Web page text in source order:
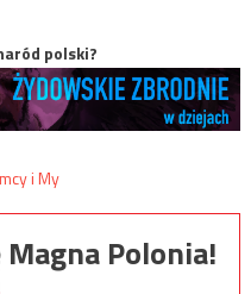
polski?
Polonia!